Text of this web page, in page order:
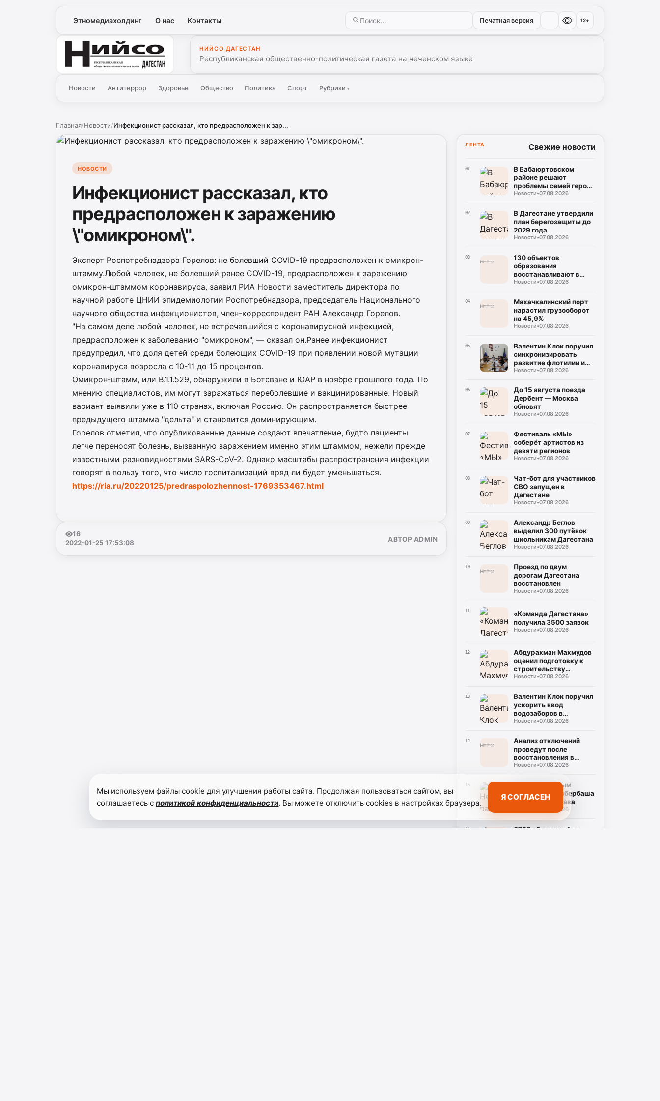
Этномедиахолдинг О нас Контакты Печатная версия 12+
Нийсо
НИЙСО ДАГЕСТАН
Республиканская общественно-политическая газета на чеченском языке
Новости Антитеррор Здоровье Общество Политика Спорт Рубрики ▾
Главная/Новости/Инфекционист рассказал, кто предрасположен к зар...
НОВОСТИ
Инфекционист рассказал, кто
предрасположен к заражению
\"омикроном\".
Эксперт Роспотребнадзора Горелов: не болевший COVID-19 предрасположен к омикрон-
штамму.Любой человек, не болевший ранее COVID-19, предрасположен к заражению
омикрон-штаммом коронавируса, заявил РИА Новости заместитель директора по
научной работе ЦНИИ эпидемиологии Роспотребнадзора, председатель Национального
научного общества инфекционистов, член-корреспондент РАН Александр Горелов.
"На самом деле любой человек, не встречавшийся с коронавирусной инфекцией,
предрасположен к заболеванию "омикроном", — сказал он.Ранее инфекционист
предупредил, что доля детей среди болеющих COVID-19 при появлении новой мутации
коронавируса возросла с 10-11 до 15 процентов.
Омикрон-штамм, или B.1.1.529, обнаружили в Ботсване и ЮАР в ноябре прошлого года. По
мнению специалистов, им могут заражаться переболевшие и вакцинированные. Новый
вариант выявили уже в 110 странах, включая Россию. Он распространяется быстрее
предыдущего штамма "дельта" и становится доминирующим.
Горелов отметил, что опубликованные данные создают впечатление, будто пациенты
легче переносят болезнь, вызванную заражением именно этим штаммом, нежели прежде
известными разновидностями SARS-CoV-2. Однако масштабы распространения инфекции
говорят в пользу того, что число госпитализаций вряд ли будет уменьшаться.
https://ria.ru/20220125/predraspolozhennost-1769353467.html
16
2022-01-25 17:53:08
АВТОР ADMIN
ЛЕНТА Свежие новости
01
В Бабаюртовском
районе решают
проблемы семей героев
СВО
Новости•07.08.2026
02
В Дагестане утвердили
план берегозащиты до
2029 года
Новости•07.08.2026
03
130 объектов
образования
восстанавливают в
Дагестане после стихии
Новости•07.08.2026
04
Махачкалинский порт
нарастил грузооборот
на 45,9%
Новости•07.08.2026
05
Валентин Клок поручил
синхронизировать
развитие флотилии и
Ипподрома
Новости•07.08.2026
06
До 15 августа поезда
Дербент — Москва
обновят
Новости•07.08.2026
07
Фестиваль «МЫ»
соберёт артистов из
девяти регионов
Новости•07.08.2026
08
Чат-бот для участников
СВО запущен в
Дагестане
Новости•07.08.2026
09
Александр Беглов
выделил 300 путёвок
школьникам Дагестана
Новости•07.08.2026
10
Проезд по двум
дорогам Дагестана
восстановлен
Новости•07.08.2026
11
«Команда Дагестана»
получила 3500 заявок
Новости•07.08.2026
12
Абдурахман Махмудов
оценил подготовку к
строительству
поликлиники
Новости•07.08.2026
13
Валентин Клок поручил
ускорить ввод
водозаборов в
Буйнакске
Новости•07.08.2026
14
Анализ отключений
проведут после
восстановления в
Махачкале
Новости•07.08.2026
15
Неоформленным
работникам Избербаша
разъяснили права
07.08.2026
16
6738 обращений на
Мы используем файлы cookie для улучшения работы сайта. Продолжая пользоваться сайтом, вы
соглашаетесь сполитикой конфиденциальности. Вы можете отключить cookies в настройках браузера.
Я СОГЛАСЕН